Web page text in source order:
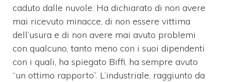
caduto dalle nuvole. Ha dichiarato di non avere
mai ricevuto minacce, di non essere vittima
dell’usura e di non avere mai avuto problemi
con qualcuno, tanto meno con i suoi dipendenti
con i quali, ha spiegato Biffi, ha sempre avuto
“un ottimo rapporto”. L’industriale, raggiunto da